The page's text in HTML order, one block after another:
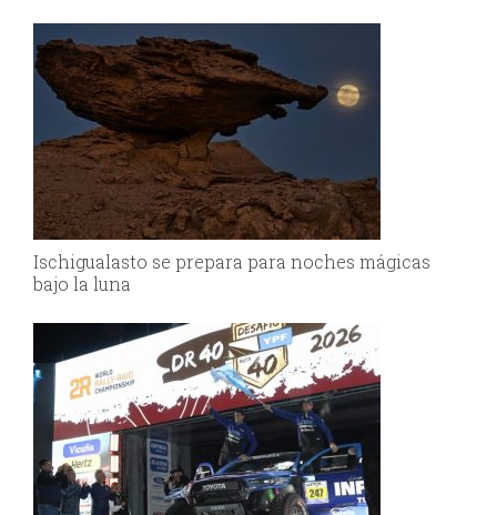
Ischigualasto se prepara para noches mágicas
bajo la luna